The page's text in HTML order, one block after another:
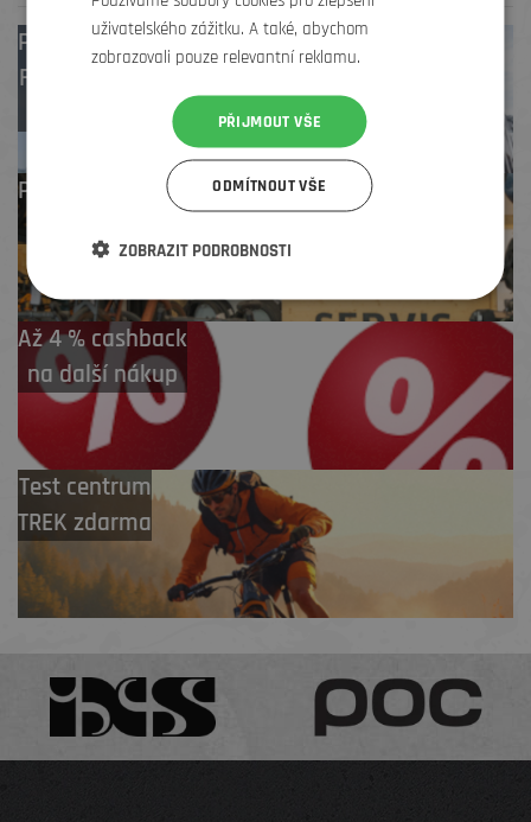
ProdejnyBrno,
Frýdek-Místek
Profesionální záruční
Až 4 % cashback
na další nákup
Test centrum
TREK zdarma
uživatelského zážitku. A také, abychom
zobrazovali pouze relevantní reklamu.
PŘIJMOUT VŠE
ODMÍTNOUT VŠE
ZOBRAZIT PODROBNOSTI